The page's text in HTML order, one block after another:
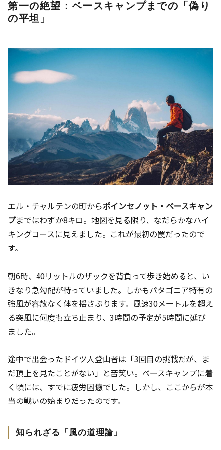
第一の絶望：ベースキャンプまでの「偽り
の平坦」
エル・チャルテンの町からポインセノット・ベースキャン
プまではわずか8キロ。地図を見る限り、なだらかなハイ
キングコースに見えました。これが最初の罠だったので
す。
朝6時、40リットルのザックを背負って歩き始めると、い
きなり急勾配が待っていました。しかもパタゴニア特有の
強風が容赦なく体を揺さぶります。風速30メートルを超え
る突風に何度も立ち止まり、3時間の予定が5時間に延び
ました。
途中で出会ったドイツ人登山者は「3回目の挑戦だが、ま
だ頂上を見たことがない」と苦笑い。ベースキャンプに着
く頃には、すでに疲労困憊でした。しかし、ここからが本
当の戦いの始まりだったのです。
知られざる「風の道理論」